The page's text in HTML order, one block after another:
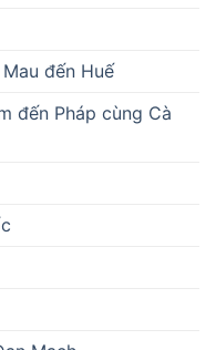
đến Huế
đến Pháp cùng Cà